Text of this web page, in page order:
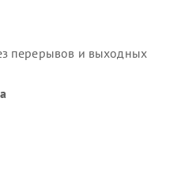
перерывов и выходных